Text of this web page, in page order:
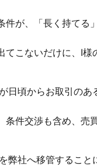
件が、「長く持てる
てこないだけに、I
日頃からお取引のあ
件交渉も含め、売
弊社へ移管するこ